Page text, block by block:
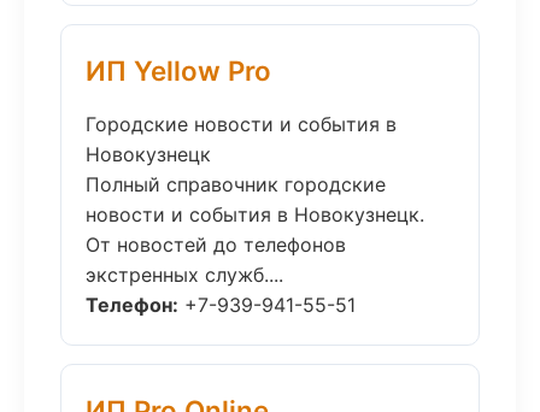
ИП Yellow Pro
Городские новости и события в
Новокузнецк
Полный справочник городские
новости и события в Новокузнецк.
От новостей до телефонов
экстренных служб....
Телефон: +7-939-941-55-51